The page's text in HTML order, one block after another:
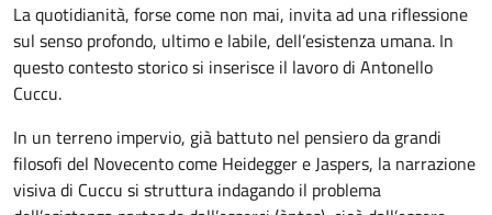
La quotidianità, forse come non mai, invita ad una riflessione
sul senso profondo, ultimo e labile, dell’esistenza umana. In
questo contesto storico si inserisce il lavoro di Antonello
Cuccu.
In un terreno impervio, già battuto nel pensiero da grandi
filosofi del Novecento come Heidegger e Jaspers, la narrazione
visiva di Cuccu si struttura indagando il problema